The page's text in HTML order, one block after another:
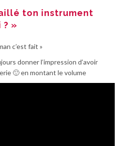
ton instrument
? »
c’est fait »
donner l’impression d’avoir
🙂 en montant le volume